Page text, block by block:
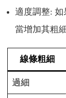
適度調整: 如
當增加其粗細
線條粗細
過細